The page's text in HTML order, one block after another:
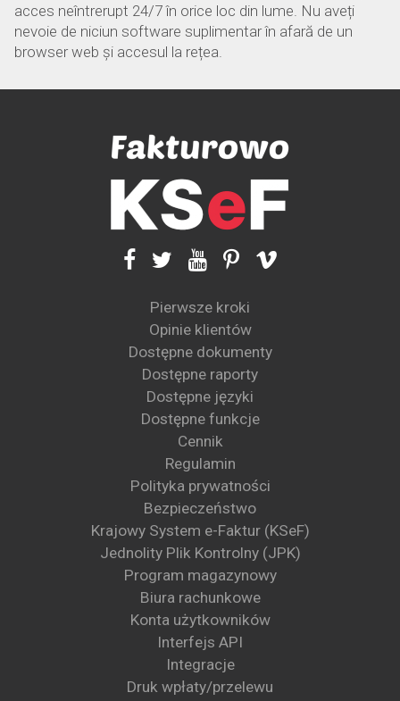
acces neîntrerupt 24/7 în orice loc din lume. Nu aveți
nevoie de niciun software suplimentar în afară de un
browser web și accesul la rețea.
Pierwsze kroki
Opinie klientów
Dostępne dokumenty
Dostępne raporty
Dostępne języki
Dostępne funkcje
Cennik
Regulamin
Polityka prywatności
Bezpieczeństwo
Krajowy System e-Faktur (KSeF)
Jednolity Plik Kontrolny (JPK)
Program magazynowy
Biura rachunkowe
Konta użytkowników
Interfejs API
Integracje
Druk wpłaty/przelewu